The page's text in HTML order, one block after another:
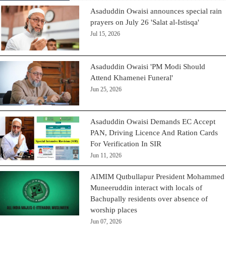
Asaduddin Owaisi announces special rain
prayers on July 26 'Salat al-Istisqa'
Jul 15, 2026
Asaduddin Owaisi 'PM Modi Should
Attend Khamenei Funeral'
Jun 25, 2026
Asaduddin Owaisi Demands EC Accept
PAN, Driving Licence And Ration Cards
For Verification In SIR
Jun 11, 2026
AIMIM Qutbullapur President Mohammed
Muneeruddin interact with locals of
Bachupally residents over absence of
worship places
Jun 07, 2026